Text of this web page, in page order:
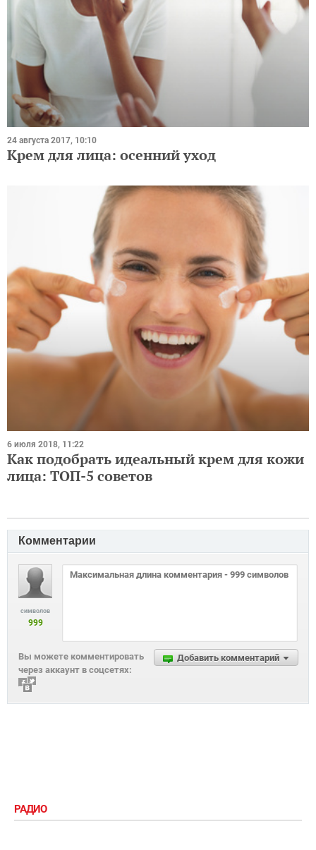
24 августа 2017, 10:10
Крем для лица: осенний уход
6 июля 2018, 11:22
Как подобрать идеальный крем для кожи
лица: ТОП-5 советов
Комментарии
символов
999
Добавить комментарий
Вы можете комментировать
через аккаунт в соцсетях:
РАДИО